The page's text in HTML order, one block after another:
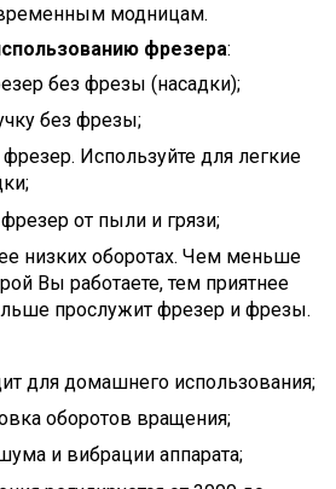
модницам.
фрезера:
без фрезы (насадки);
без фрезы;
Используйте для легкие
от пыли и грязи;
низких оборотах. Чем меньше
Вы работаете, тем приятнее
прослужит фрезер и фрезы.
для домашнего использования;
оборотов вращения;
и вибрации аппарата;